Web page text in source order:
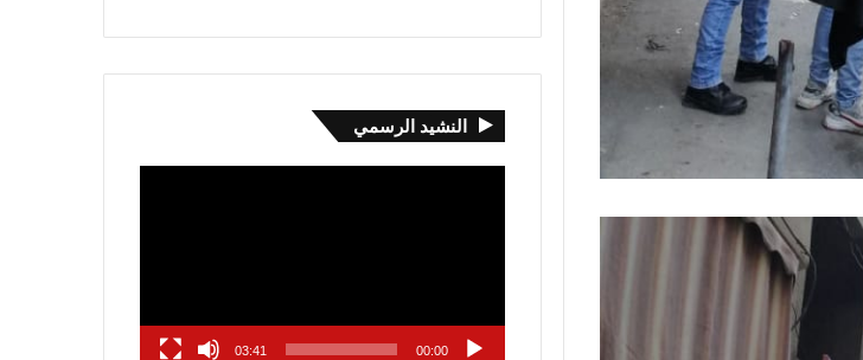
النشيد الرسمي
00:00
03:41